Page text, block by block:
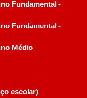
Fundamental -
Fundamental -
Médio
escolar)